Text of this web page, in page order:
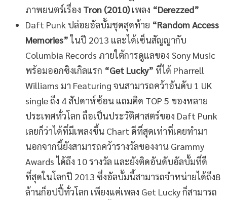
ภาพยนตร์เรื่อง Tron (2010)เพลง “Derezzed”
Daft Punk ปล่อยอัลบั้มชุดสุดท้าย “Random Access
Memories”ในปี 2013 และได้เซ็นสัญญากับ
Columbia Records ภายใต้การดูแลของ Sony Music
พร้อมออกซิงเกิลแรก “Get Lucky” ที่ได้ Pharrell
Williams มา Featuring จนสามารถคว้าอันดับ 1 UK
single ถึง 4 สัปดาห์ซ้อน แถมติด TOP 5 ของหลาย
ประเทศทั่วโลก ถือเป็นประวัติศาสตร์ของ Daft Punk
เลยก็ว่าได้ที่มีเพลงขึ้น Chart ดีที่สุดเท่าที่เคยทำมา
นอกจากนี้ยังสามารถคว้ารางวัลของงาน Grammy
Awards ได้ถึง 10 รางวัล และยังติดอันดับอัลบั้มที่ดี
ที่สุดในโลกปี 2013 ซึ่งอัลบั้มนี้สามารถจำหน่ายได้ถึง8
ล้านก็อปปี้ทั่วโลก เพียงแค่เพลง Get Lucky ก็สามารถ